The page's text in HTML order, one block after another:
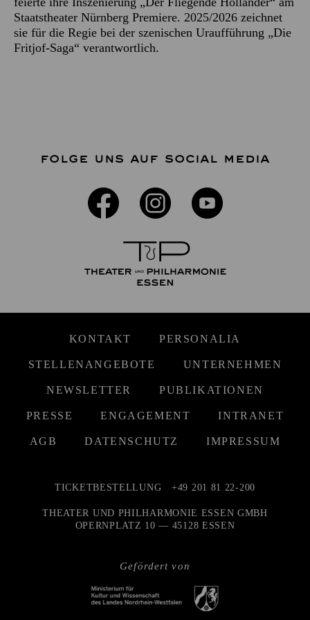
Staatstheater Nürnberg Premiere. 2025/2026 zeichnet
sie für die Regie bei der szenischen Uraufführung „Die
Fritjof-Saga“ verantwortlich.
FOLGE UNS AUF SOCIAL MEDIA
KONTAKT PERSONALIA
STELLENANGEBOTE UNTERNEHMEN
NEWSLETTER PUBLIKATIONEN
PRESSE ENGAGEMENT INTRANET
AGB DATENSCHUTZ IMPRESSUM
Gefördert von
TICKETBESTELLUNG +49 201 81 22-200
THEATER UND PHILHARMONIE ESSEN GMBH
OPERNPLATZ 10 — 45128 ESSEN